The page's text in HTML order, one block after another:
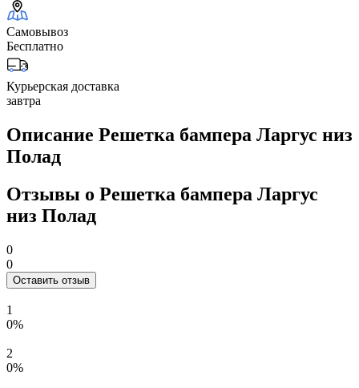
Самовывоз
Бесплатно
Курьерская доставка
завтра
Описание Решетка бампера Ларгус низ
Полад
Отзывы о Решетка бампера Ларгус
низ Полад
0
0
Оставить отзыв
1
0%
2
0%